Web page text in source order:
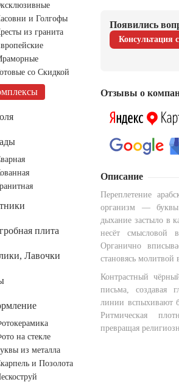
и Голгофы
из гранита
со Скидкой
плита
Лавочки
на стекле
из металла
и Позолота
Появились
Консультация
Отзывы о
Описание
Переплетение
организм — буквы
дыхание застыло в
несёт смысловой
Органично
становясь молитвой
Контрастный
письма, создавая
линии вспыхивают
Ритмическая
превращая